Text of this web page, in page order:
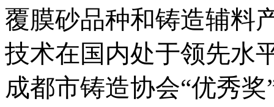
覆膜砂品种和铸造辅料
技术在国内处于领先水
成都市铸造协会“优秀